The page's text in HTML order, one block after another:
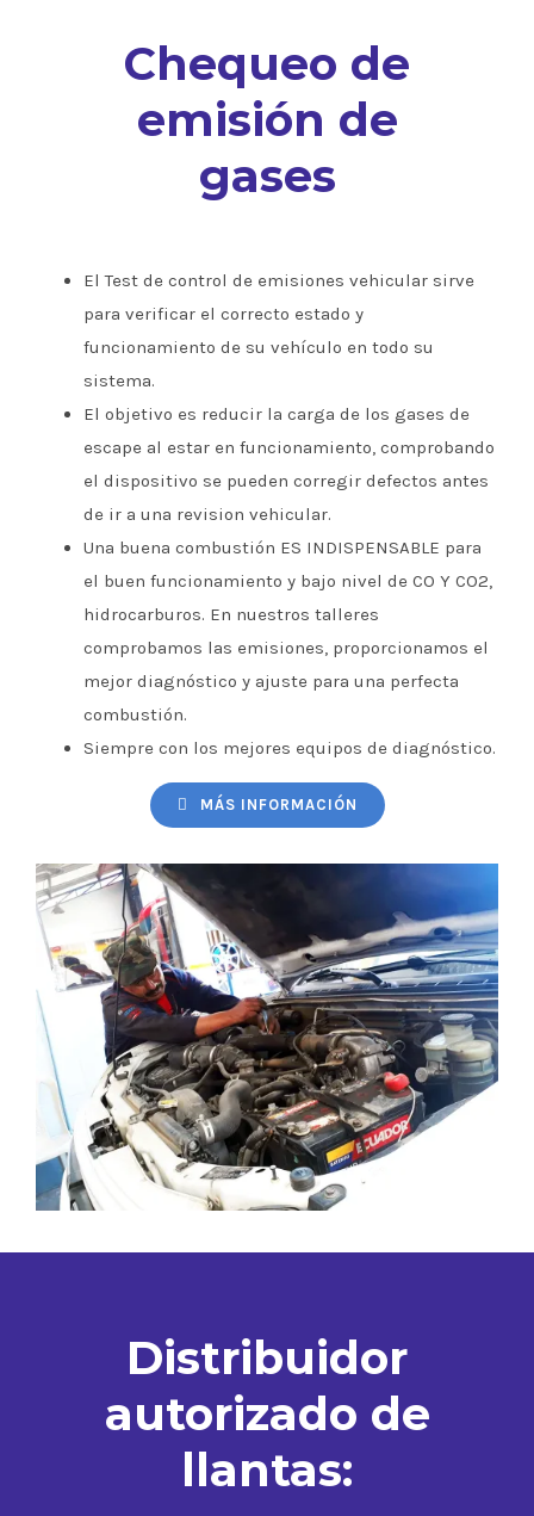
Chequeo de
emisión de
gases
El Test de control de emisiones vehicular sirve
para verificar el correcto estado y
funcionamiento de su vehículo en todo su
sistema.
El objetivo es reducir la carga de los gases de
escape al estar en funcionamiento, comprobando
el dispositivo se pueden corregir defectos antes
de ir a una revision vehicular.
Una buena combustión ES INDISPENSABLE para
el buen funcionamiento y bajo nivel de CO Y CO2,
hidrocarburos. En nuestros talleres
comprobamos las emisiones, proporcionamos el
mejor diagnóstico y ajuste para una perfecta
combustión.
Siempre con los mejores equipos de diagnóstico.
MÁS INFORMACIÓN
Distribuidor
autorizado de
llantas: